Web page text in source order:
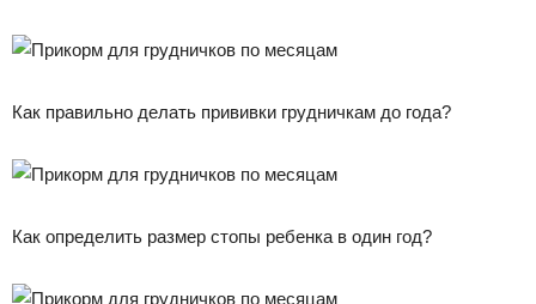
Как правильно делать прививки грудничкам до года?
Как определить размер стопы ребенка в один год?